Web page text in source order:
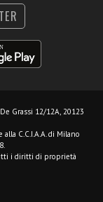
Grassi 12/12A, 20123
alla C.C.I.A.A. di Milano
i diritti di proprietà